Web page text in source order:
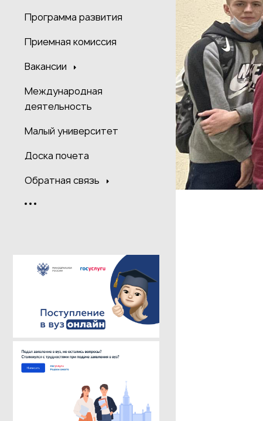
Программа развития
Приемная комиссия
Вакансии
Международная
деятельность
Малый университет
Доска почета
Обратная связь